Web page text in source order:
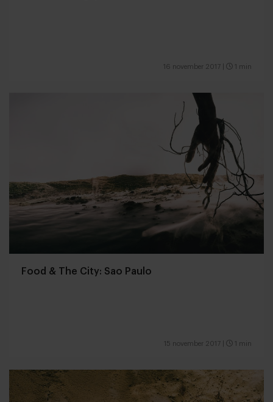
16 november 2017 1 min
Food & The City: Sao Paulo
15 november 2017 1 min